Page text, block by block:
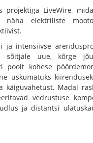
projektiga LiveWire,
elektriliste
ja intensiivse
sõitjale uue, kõrge
poolt kohese
uskumatuks
Madal
vedrustuse
ja distantsi